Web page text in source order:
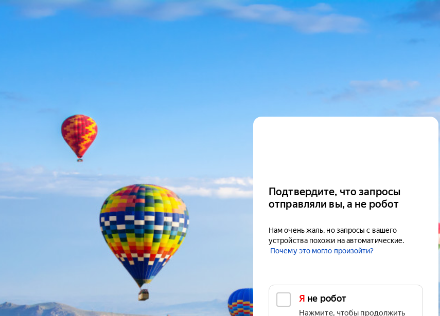
Подтвердите, что запросы
отправляли вы, а не робот
Нам очень жаль, но запросы с вашего
устройства похожи на автоматические.
Почему это могло произойти?
Я не робот
Нажмите, чтобы продолжить